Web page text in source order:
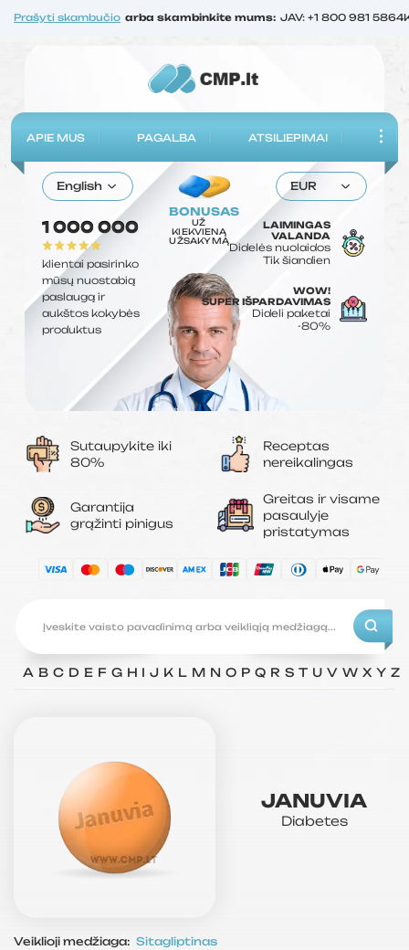
Prašyti skambučio arba skambinkite mums: JAV: +1 800 981 5864
APIE MUS PAGALBA ATSILIEPIMAI
BONUSAS
UŽ
KIEKVIENĄ
UŽSAKYMĄ
English EUR
1 000 000
klientai pasirinko
mūsų nuostabią
paslaugą ir
aukštos kokybės
produktus
LAIMINGAS
VALANDA
Didelės nuolaidos
Tik šiandien
WOW!
SUPER IŠPARDAVIMAS
Dideli paketai
-80%
Sutaupykite iki
80%
Receptas
nereikalingas
Garantija
grąžinti pinigus
Greitas ir visame
pasaulyje
pristatymas
A B C D E F G H I J K L M N O P Q R S T U V W X Y Z
JANUVIA
Diabetes
Veiklioji medžiaga: Sitagliptinas